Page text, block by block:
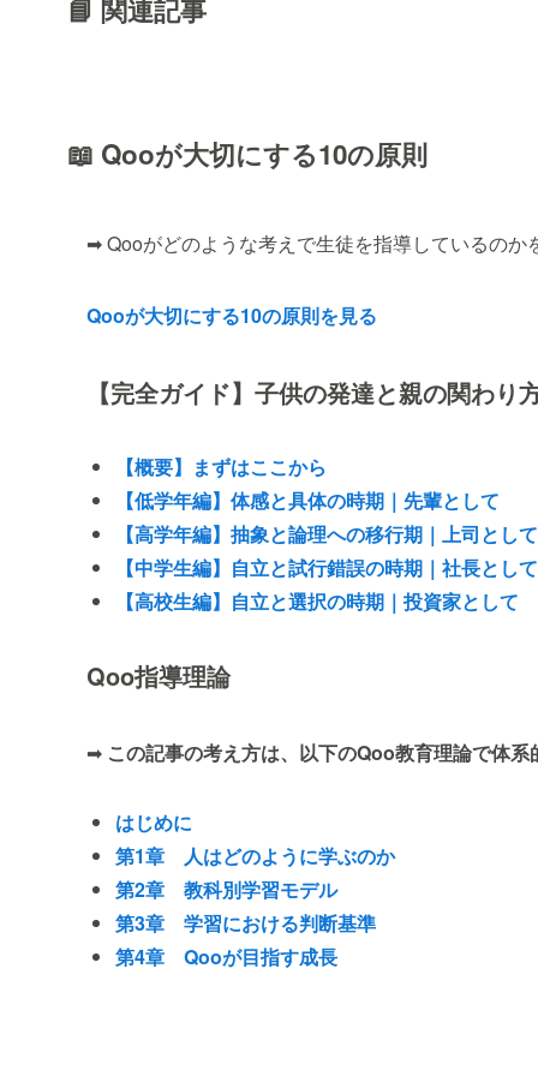
📘 関連記事
📖 Qooが大切にする10の原則
➡ Qooがどのような考えで生徒を指導しているのか
Qooが大切にする10の原則を見る
【完全ガイド】子供の発達と親の関わり
【概要】まずはここから
【低学年編】体感と具体の時期｜先輩として
【高学年編】抽象と論理への移行期｜上司として
【中学生編】自立と試行錯誤の時期｜社長として
【高校生編】自立と選択の時期｜投資家として
Qoo指導理論
➡ この記事の考え方は、以下のQoo教育理論で体系
はじめに
第1章 人はどのように学ぶのか
第2章 教科別学習モデル
第3章 学習における判断基準
第4章 Qooが目指す成長